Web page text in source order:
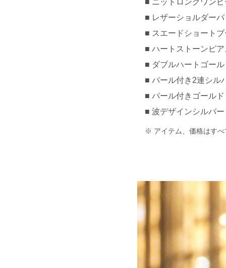
ニットロングワン
レザーショルダー
スエードショート
ハートストーンピ
ダブルハートゴー
パール付き2連シル
パール付きゴール
波デザインシルバ
アイテム、価格はす